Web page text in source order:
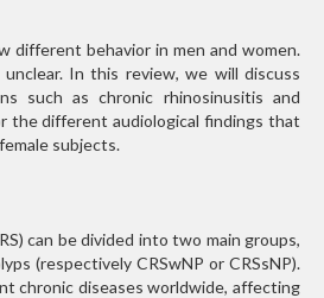
different behavior in men and women.
In this review, we will discuss
such as chronic rhinosinusitis and
the different audiological findings that
subjects.
can be divided into two main groups,
(respectively CRSwNP or CRSsNP).
chronic diseases worldwide, affecting